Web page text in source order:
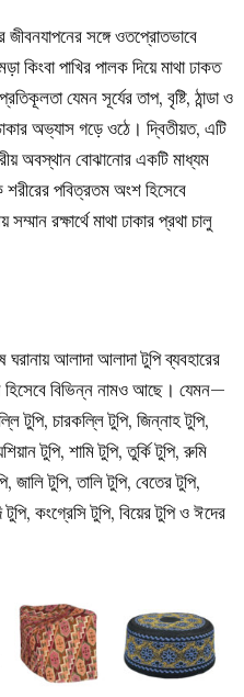
জীবনযাপনের সঙ্গে ওতপ্রোতভাবে
কিংবা পাখির পালক দিয়ে মাথা ঢাকত
যেমন সূর্যের তাপ, বৃষ্টি, ঠান্ডা ও
অভ্যাস গড়ে ওঠে। দ্বিতীয়ত, এটি
অবস্থান বোঝানোর একটি মাধ্যম
পবিত্রতম অংশ হিসেবে
রক্ষার্থে মাথা ঢাকার প্রথা চালু
ঘরানায় আলাদা আলাদা টুপি ব্যবহারের
বিভিন্ন নামও আছে। যেমন—
টুপি, চারকল্লি টুপি, জিন্নাহ টুপি,
টুপি, শামি টুপি, তুর্কি টুপি, রুমি
জালি টুপি, তালি টুপি, বেতের টুপি,
টুপি, কংগ্রেসি টুপি, বিয়ের টুপি ও ঈদের